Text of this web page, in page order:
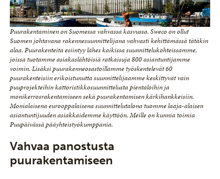
Puurakentaminen on Suomessa vahvassa kasvussa. Sweco on ollut
Suomen johtavana rakennesuunnittelijana vahvasti kehittämässä tätäkin
alaa. Puurakenteita esiintyy lähes kaikissa suunnittelukohteissamme,
joissa tuotamme asiakaslähtöisiä ratkaisuja 800 asiantuntijamme
voimin. Lisäksi puurakenneosastoillamme työskentelevät 60
puurakenteisiin erikoistunutta suunnittelijaamme keskittyvät vain
puuprojekteihin kattoristikkosuunnittelusta pientaloihin ja
monikerrosrakentamiseen sekä puurakentamisen kärkihankkeisiin.
Monialaisena eurooppalaisena suunnittelutalona tuomme laaja-alaisen
asiantuntijuuden asiakkaidemme käyttöön. Meille on kunnia toimia
Puupäivässä pääyhteistyökumppania.
Vahvaa panostusta
puurakentamiseen